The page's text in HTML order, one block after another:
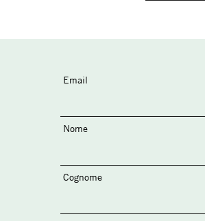
Email
Nome
Cognome